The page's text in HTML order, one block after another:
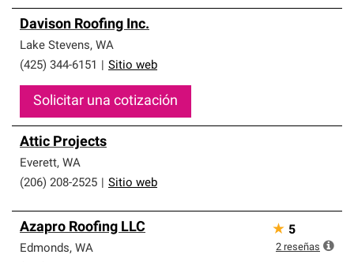
Davison Roofing Inc.
Lake Stevens, WA
(425) 344-6151
Sitio web
Solicitar una cotización
Attic Projects
Everett, WA
(206) 208-2525
Sitio web
Azapro Roofing LLC
Edmonds, WA
★ 5
2 reseñas